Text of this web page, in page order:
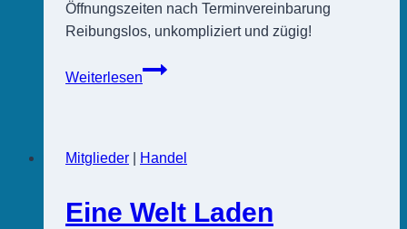
Öffnungszeiten nach Terminvereinbarung
Reibungslos, unkompliziert und zügig!
Weiterlesen
Hof
Mitglieder Handel
Eine Welt Laden